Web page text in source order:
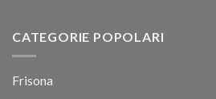
CATEGORIE POPOLARI
Frisona